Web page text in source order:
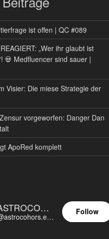
ist offen | QC #089
„Wer ihr glaubt ist
💀 Medfluencer sind sauer |
Visier: Die miese Strategie der
vorgeworfen: Danger Dan
ApoRed komplett
ASTROCOHORS EUNOIA ULTIMA
@astrocohors.eu@astrocohors.eu
Follow